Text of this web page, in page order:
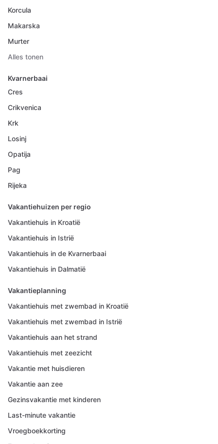
Korcula
Makarska
Murter
Alles tonen
Kvarnerbaai
Cres
Crikvenica
Krk
Losinj
Opatija
Pag
Rijeka
Vakantiehuizen per regio
Vakantiehuis in Kroatië
Vakantiehuis in Istrië
Vakantiehuis in de Kvarnerbaai
Vakantiehuis in Dalmatië
Vakantieplanning
Vakantiehuis met zwembad in Kroatië
Vakantiehuis met zwembad in Istrië
Vakantiehuis aan het strand
Vakantiehuis met zeezicht
Vakantie met huisdieren
Vakantie aan zee
Gezinsvakantie met kinderen
Last-minute vakantie
Vroegboekkorting